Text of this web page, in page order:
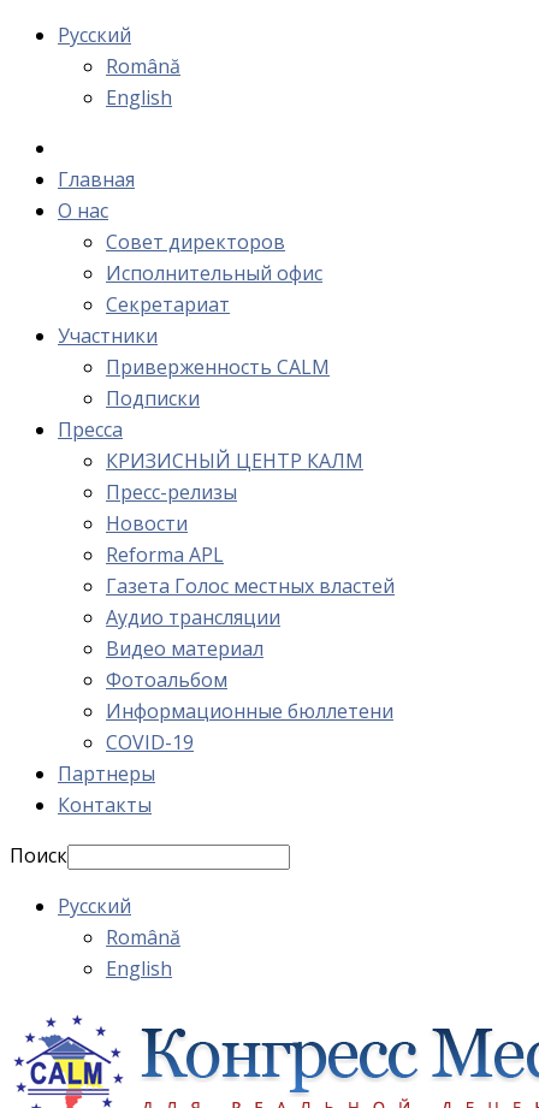
Русский
Română
English
Главная
О нас
Cовет директоров
Исполнительный офис
Cекретариат
Участники
Приверженность CALM
Подписки
Пресса
КРИЗИСНЫЙ ЦЕНТР КАЛМ
Пресс-релизы
Новости
Reforma APL
Газета Голос местных властей
Аудио трансляции
Видео материал
Фотоальбом
Информационные бюллетени
COVID-19
Партнеры
Контакты
Поиск
Русский
Română
English